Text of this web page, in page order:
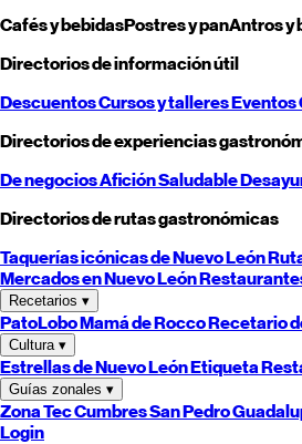
Cafés y bebidasPostres y panAntros y
Directorios de información útil
DescuentosCursos y talleresEventos
Directorios de experiencias
De negociosAficiónSaludable
Directorios de rutas gastronómicas
Taquerías icónicas deNuevo León
Mercados enNuevo León
Recetarios ▾
PatoLoboMamá de RoccoRecetario
Cultura ▾
Estrellas deNuevo LeónEtiqueta
Guías zonales ▾
Zona TecCumbresSan Pedro
Login